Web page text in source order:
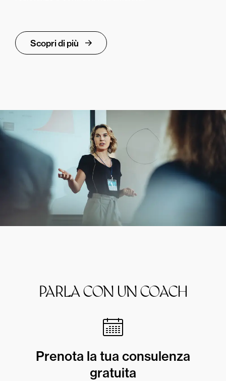
Scopri di più
PARLA CON UN COACH
Prenota la tua consulenza
gratuita